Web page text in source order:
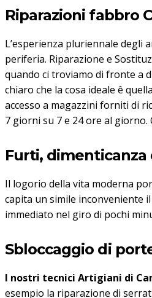
Riparazioni fabbro
L’esperienza pluriennale
periferia. Riparazione e
quando ci troviamo di fronte a
chiaro che la cosa ideale ê
accesso a magazzini forniti di
7 giorni su 7 e 24 ore al giorno.
Furti, dimenticanza
Il logorio della vita moderna
capita un simile inconveniente
immediato nel giro di pochi
Sbloccaggio di
I nostri tecnici Artigiani di
esempio la riparazione di